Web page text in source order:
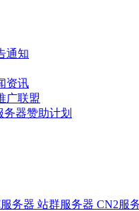
通知
资讯
广联盟
务器赞助计划
务器 站群服务器 CN2服